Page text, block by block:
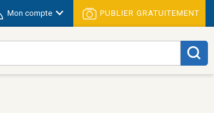
Mon compte PUBLIER GRATUITEMENT